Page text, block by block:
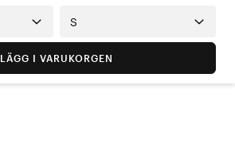
S
LÄGG I VARUKORGEN